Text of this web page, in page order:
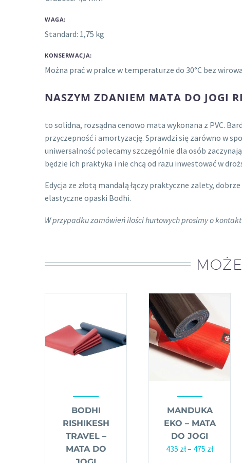
WAGA:
Standard: 1,75 kg
KONSERWACJA:
Można prać w pralce w temperaturze do 30°C bez
NASZYM ZDANIEM MATA DO JOGI
to solidna, rozsądna cenowo mata wykonana z PVC.
przyczepność i amortyzację. Sprawdzi się zarówno w
uniwersalność polecamy szczególnie dla osób
będzie ich praktyka i nie chcą od razu inwestować w
Edycja ze złotą mandalą łączy praktyczne zalety,
elastyczne opaski Bodhi.
W przypadku zamówień ilości hurtowych prosimy o
BODHI
RISHIKESH
TRAVEL –
MATA DO
MANDUKA
EKO – MATA
DO JOGI
435 zł– 475 złZakres